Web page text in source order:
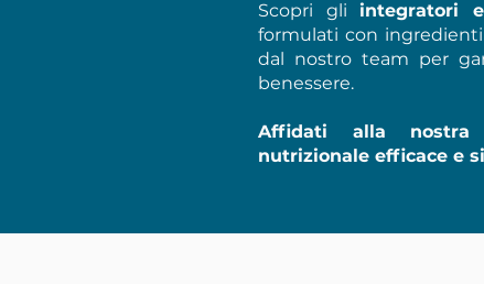
Scopri gli integratori
formulati con
dal nostro team per
benessere.
Affidati alla nostra
nutrizionale efficace e